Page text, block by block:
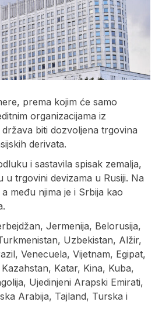
prema kojim će samo
organizacijama iz
biti dozvoljena trgovina
derivata.
i sastavila spisak zemalja,
u trgovini devizama u Rusiji. Na
među njima je i Srbija kao
Jermenija, Belorusija,
Uzbekistan, Alžir,
Venecuela, Vijetnam, Egipat,
Katar, Kina, Kuba,
Ujedinjeni Arapski Emirati,
Arabija, Tajland, Turska i